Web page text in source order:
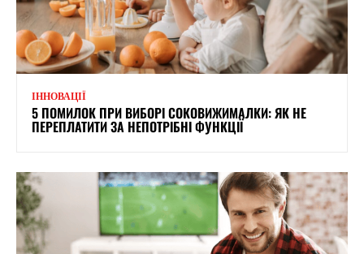
ІННОВАЦІЇ
5 ПОМИЛОК ПРИ ВИБОРІ СОКОВИЖИМАЛКИ: ЯК НЕ
ПЕРЕПЛАТИТИ ЗА НЕПОТРІБНІ ФУНКЦІЇ